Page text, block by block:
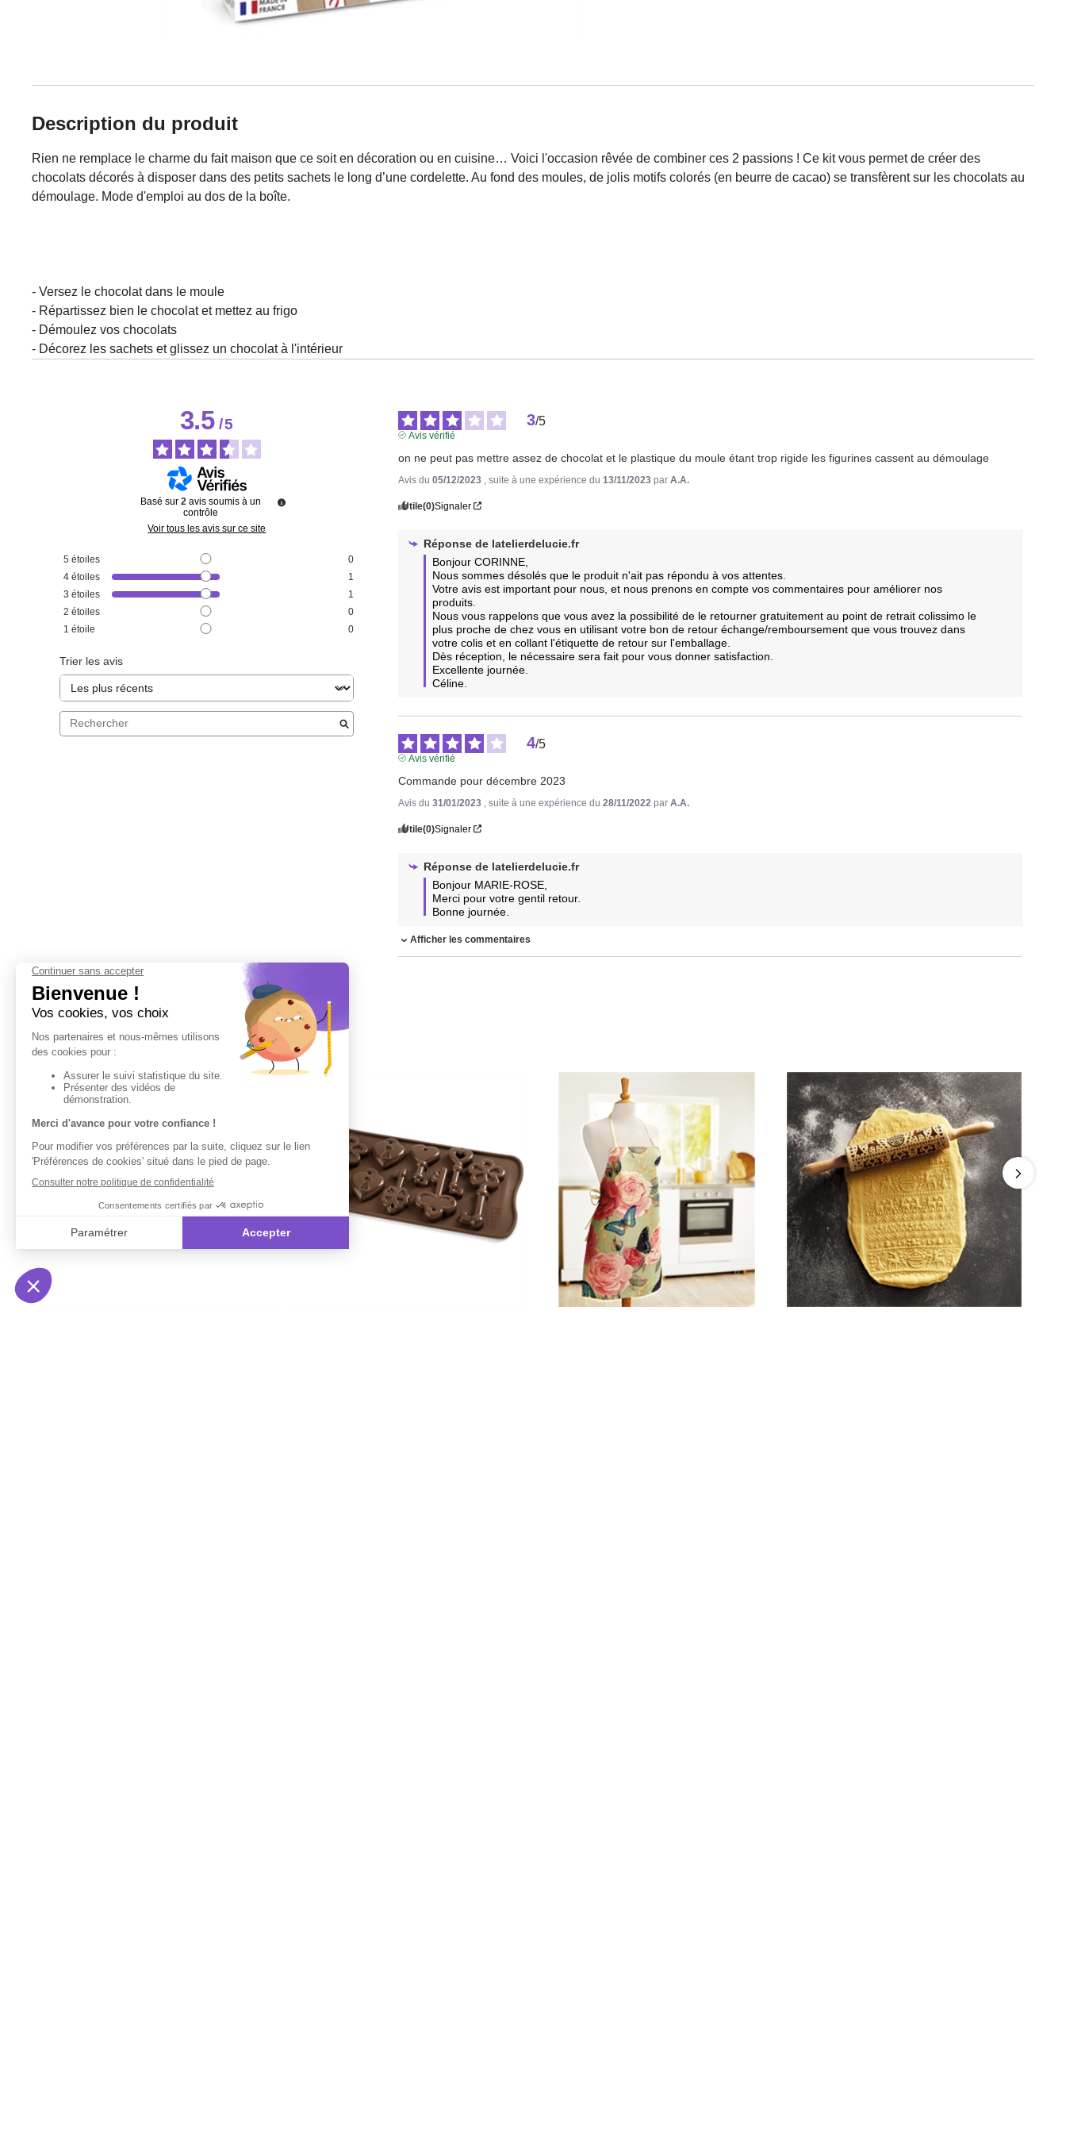
Description du produit
Rien ne remplace le charme du fait maison que ce soit en décoration ou en cuisine… Voici l'occasion rêvée de combiner ces 2 passions ! Ce kit vous permet de créer des
chocolats décorés à disposer dans des petits sachets le long d’une cordelette. Au fond des moules, de jolis motifs colorés (en beurre de cacao) se transfèrent sur les chocolats au
démoulage. Mode d'emploi au dos de la boîte.
- Versez le chocolat dans le moule
- Répartissez bien le chocolat et mettez au frigo
- Démoulez vos chocolats
- Décorez les sachets et glissez un chocolat à l'intérieur
3.5/5
Basé sur 2 avis soumis à un
contrôle
Voir tous les avis sur ce site
5 étoiles
0
4 étoiles
1
3 étoiles
1
2 étoiles
0
1 étoile 0
Trier les avis
3/5
Avis vérifié
on ne peut pas mettre assez de chocolat et le plastique du moule étant trop rigide les figurines cassent au démoulage
Avis du05/12/2023 , suite à une expérience du 13/11/2023 parA.A.
Utile(0)Signaler
Réponse de latelierdelucie.fr
Bonjour CORINNE,
Nous sommes désolés que le produit n'ait pas répondu à vos attentes.
Votre avis est important pour nous, et nous prenons en compte vos commentaires pour améliorer nos
produits.
Nous vous rappelons que vous avez la possibilité de le retourner gratuitement au point de retrait colissimo le
plus proche de chez vous en utilisant votre bon de retour échange/remboursement que vous trouvez dans
votre colis et en collant l'étiquette de retour sur l'emballage.
Dès réception, le nécessaire sera fait pour vous donner satisfaction.
Excellente journée.
Céline.
4/5
Avis vérifié
Commande pour décembre 2023
Avis du31/01/2023 , suite à une expérience du28/11/2022 parA.A.
Utile(0)Signaler
Réponse de latelierdelucie.fr
Bonjour MARIE-ROSE,
Merci pour votre gentil retour.
Bonne journée.
Afficher les commentaires
Nous vous recommandons